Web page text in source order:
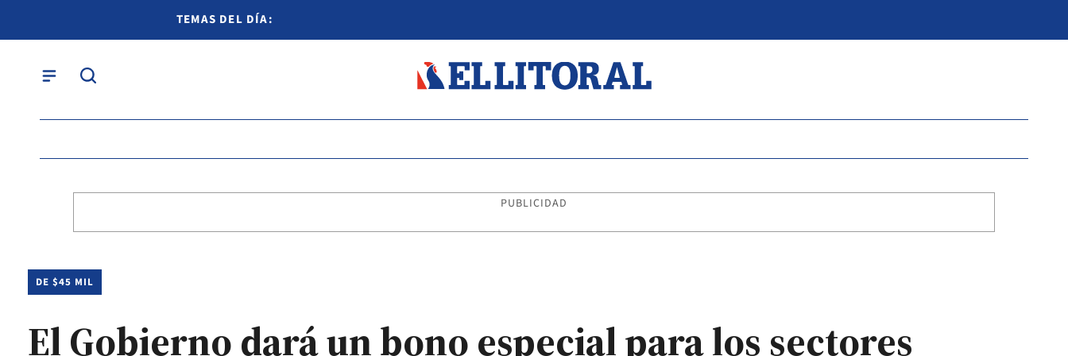
TEMAS DEL DÍA:
PUBLICIDAD
DE $45 MIL
El Gobierno dará un bono especial para los sectores